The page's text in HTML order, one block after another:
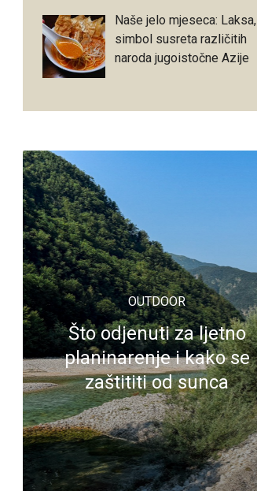
Naše jelo mjeseca: Laksa,
simbol susreta različitih
naroda jugoistočne Azije
OUTDOOR
Što odjenuti za ljetno
planinarenje i kako se
zaštititi od sunca